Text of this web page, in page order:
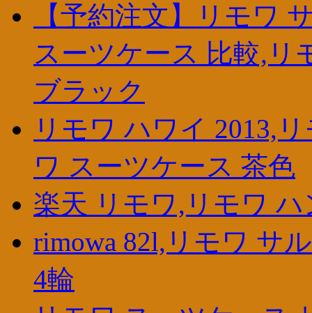
【予約注文】リモワ
スーツケース 比較,リ
ブラック
リモワ ハワイ 2013,
ワ スーツケース 茶色
楽天 リモワ,リモワ ハ
rimowa 82l,リモワ サ
4輪